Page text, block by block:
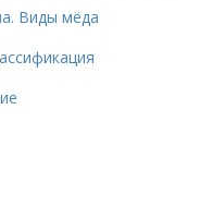
Виды мёда